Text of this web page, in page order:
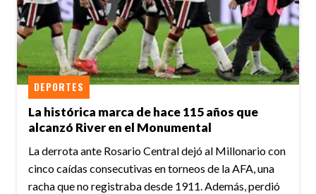
La histórica marca de hace 115 años que
alcanzó River en el Monumental
DEPORTES
La derrota ante Rosario Central dejó al Millonario con
cinco caídas consecutivas en torneos de la AFA, una
racha que no registraba desde 1911. Además, perdió